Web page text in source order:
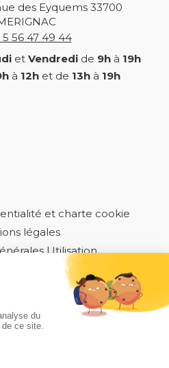
des Eyquems 33700
5 56 47 49 44
et Vendredi de 9h à 19h
à 12h et de 13h à 19h
et charte cookie
légales
Utilisation
dentistes